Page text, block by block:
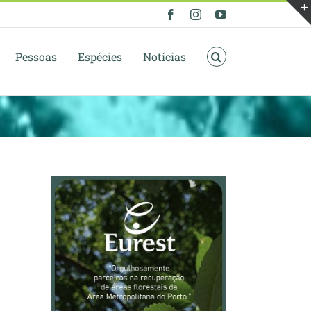
FacebookInstagramYouTube
Pessoas Espécies Notícias